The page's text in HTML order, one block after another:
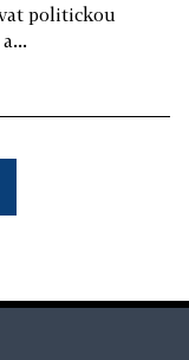
politickou